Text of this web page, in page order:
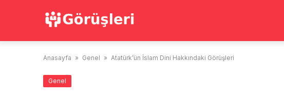
Anasayfa » Genel » Atatürk’ün İslam Dini Hakkındaki Görüşleri
Genel